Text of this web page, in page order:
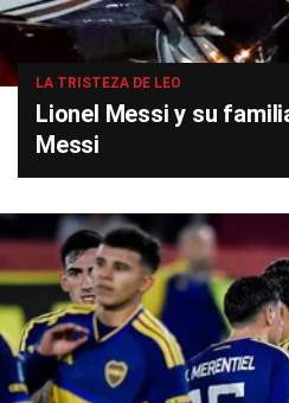
LA TRISTEZA DE LEO
Lionel Messi y su
Messi